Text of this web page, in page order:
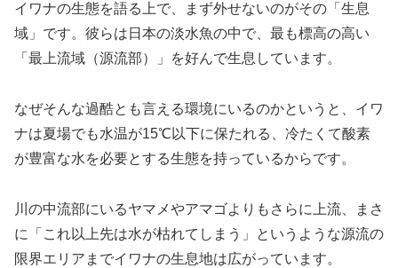
イワナの生態を語る上で、まず外せないのがその「生息
域」です。彼らは日本の淡水魚の中で、最も標高の高い
「最上流域（源流部）」を好んで生息しています。
なぜそんな過酷とも言える環境にいるのかというと、イワ
ナは夏場でも水温が15℃以下に保たれる、冷たくて酸素
が豊富な水を必要とする生態を持っているからです。
川の中流部にいるヤマメやアマゴよりもさらに上流、まさ
に「これ以上先は水が枯れてしまう」というような源流の
限界エリアまでイワナの生息地は広がっています。